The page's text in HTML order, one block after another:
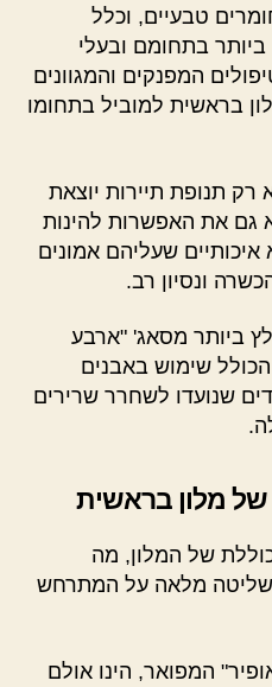
טבעיים, וכלל
בתחומם ובעלי
המפנקים והמגוונים
בראשית למוביל בתחומו
רק תנופת תיירות יוצאת
גם את האפשרות להינות
שעליהם אמונים
ונסיון רב.
ביותר מסאג' "ארבע
הכולל שימוש באבנים
שנועדו לשחרר שרירים
של מלון בראשית
כוללת של המלון, מה
מלאה על המתרחש
המפואר, הינו אולם